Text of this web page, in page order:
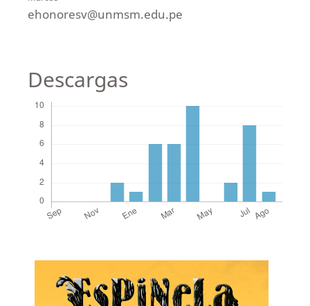
ehonoresv@unmsm.edu.pe
Descargas